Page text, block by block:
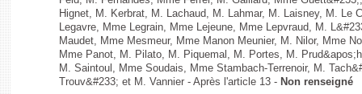
Hignet, M. Kerbrat, M. Lachaud, M. Lahmar, M. Laisney, M. Le
Legavre, Mme Legrain, Mme Lejeune, Mme Lepvraud, M.
Maudet, Mme Mesmeur, Mme Manon Meunier, M. Nilor, Mme
Mme Panot, M. Pilato, M. Piquemal, M. Portes, M.
M. Saintoul, Mme Soudais, Mme Stambach-Terrenoir, M.
Trouv&#233; et M. Vannier - Après l'article 13 - Non renseigné